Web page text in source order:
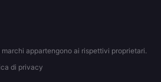
appartengono ai rispettivi proprietari.
di privacy